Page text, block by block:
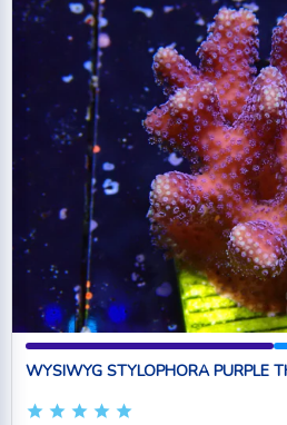
WYSIWYG STYLOPHORA PURPLE